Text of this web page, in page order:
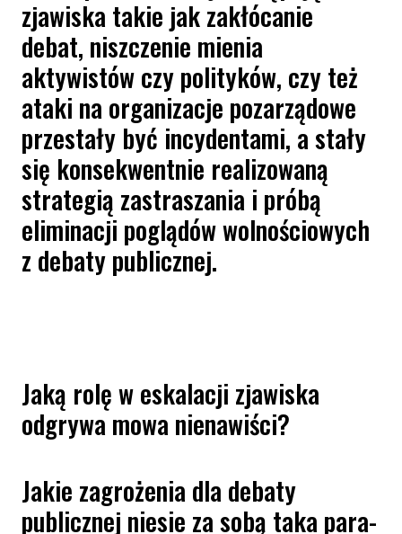
zjawiska takie jak zakłócanie
debat, niszczenie mienia
aktywistów czy polityków, czy też
ataki na organizacje pozarządowe
przestały być incydentami, a stały
się konsekwentnie realizowaną
strategią zastraszania i próbą
eliminacji poglądów wolnościowych
z debaty publicznej.
Jaką rolę w eskalacji zjawiska
odgrywa mowa nienawiści?
Jakie zagrożenia dla debaty
publicznej niesie za sobą taka para-